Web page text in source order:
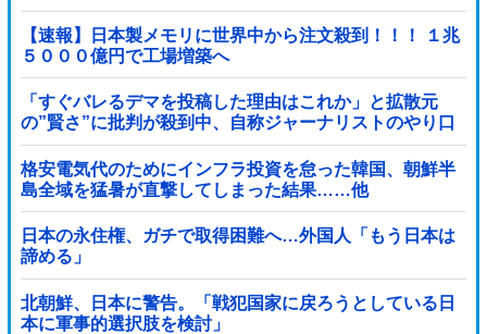
【速報】日本製メモリに世界中から注文殺到！！！ １兆
５０００億円で工場増築へ
「すぐバレるデマを投稿した理由はこれか」と拡散元
の”賢さ”に批判が殺到中、自称ジャーナリストのやり口
というのが……
格安電気代のためにインフラ投資を怠った韓国、朝鮮半
島全域を猛暑が直撃してしまった結果……他
日本の永住権、ガチで取得困難へ…外国人「もう日本は
諦める」
北朝鮮、日本に警告。「戦犯国家に戻ろうとしている日
本に軍事的選択肢を検討」